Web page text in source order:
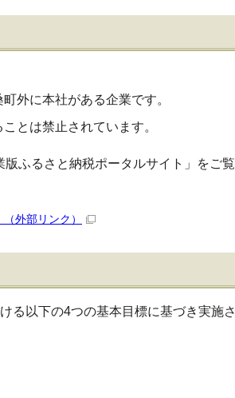
外に本社がある企業です。
とは禁止されています。
ふるさと納税ポータルサイト」をご覧
（外部リンク）
る以下の4つの基本目標に基づき実施さ